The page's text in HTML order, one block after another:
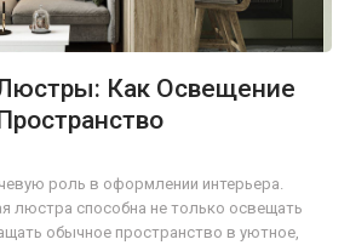
Как Освещение
роль в оформлении интерьера.
люстра способна не только освещать
обычное пространство в уютное,